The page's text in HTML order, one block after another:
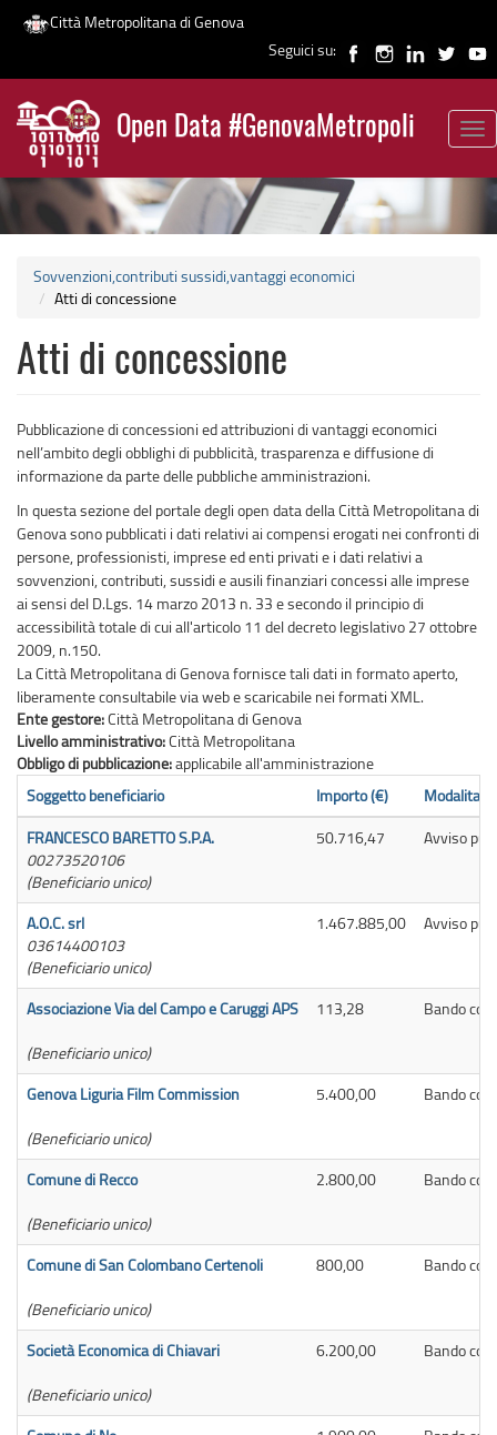
Salta
contenuto
principale
Città Metropolitana di Genova
Seguici su:
Open Data #GenovaMetropoli
News
Sovvenzioni,contributi sussidi,vantaggi economici
Atti di concessione
Atti di concessione
Pubblicazione di concessioni ed attribuzioni di vantaggi economici
nell’ambito degli obblighi di pubblicità, trasparenza e diffusione di
informazione da parte delle pubbliche amministrazioni.
In questa sezione del portale degli open data della Città Metropolitana di
Genova sono pubblicati i dati relativi ai compensi erogati nei confronti di
persone, professionisti, imprese ed enti privati e i dati relativi a
sovvenzioni, contributi, sussidi e ausili finanziari concessi alle imprese
ai sensi del D.Lgs. 14 marzo 2013 n. 33 e secondo il principio di
accessibilità totale di cui all'articolo 11 del decreto legislativo 27 ottobre
2009, n.150.
La Città Metropolitana di Genova fornisce tali dati in formato aperto,
liberamente consultabile via web e scaricabile nei formati XML.
Ente gestore:Città Metropolitana di Genova
Livello amministrativo:Città Metropolitana
Obbligo di pubblicazione:applicabile all'amministrazione
Soggetto beneficiario
Importo (€)
Modalita'
FRANCESCO BARETTO S.P.A.
00273520106
(Beneficiario unico)
50.716,47 Avviso
A.O.C. srl
03614400103
(Beneficiario unico)
1.467.885,00 Avviso
Associazione Via del Campo e Caruggi APS
(Beneficiario unico)
113,28 Bando
Genova Liguria Film Commission
(Beneficiario unico)
5.400,00 Bando
Comune di Recco
(Beneficiario unico)
2.800,00 Bando
Comune di San Colombano Certenoli
(Beneficiario unico)
800,00 Bando
Società Economica di Chiavari
(Beneficiario unico)
6.200,00 Bando